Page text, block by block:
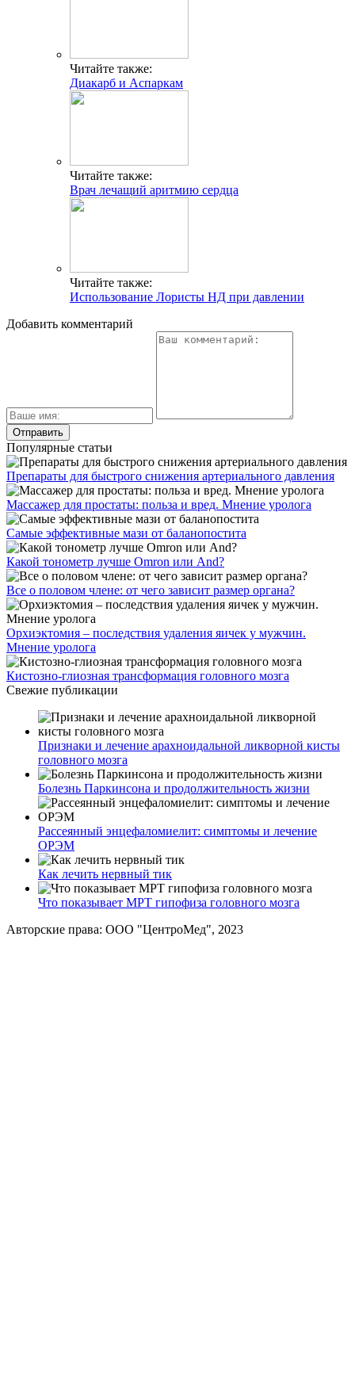
Читайте также:
Диакарб и Аспаркам
Читайте также:
Врач лечащий аритмию сердца
Читайте также:
Использование Лористы НД при давлении
Добавить комментарий
Популярные статьи
Препараты для быстрого снижения артериального давления
Массажер для простаты: польза и вред. Мнение уролога
Самые эффективные мази от баланопостита
Какой тонометр лучше Omron или And?
Все о половом члене: от чего зависит размер органа?
Орхиэктомия – последствия удаления яичек у мужчин.
Мнение уролога
Кистозно-глиозная трансформация головного мозга
Свежие публикации
Признаки и лечение арахноидальной ликворной кисты
головного мозга
Болезнь Паркинсона и продолжительность жизни
Рассеянный энцефаломиелит: симптомы и лечение
ОРЭМ
Как лечить нервный тик
Что показывает МРТ гипофиза головного мозга
Авторские права: ООО "ЦентроМед", 2023